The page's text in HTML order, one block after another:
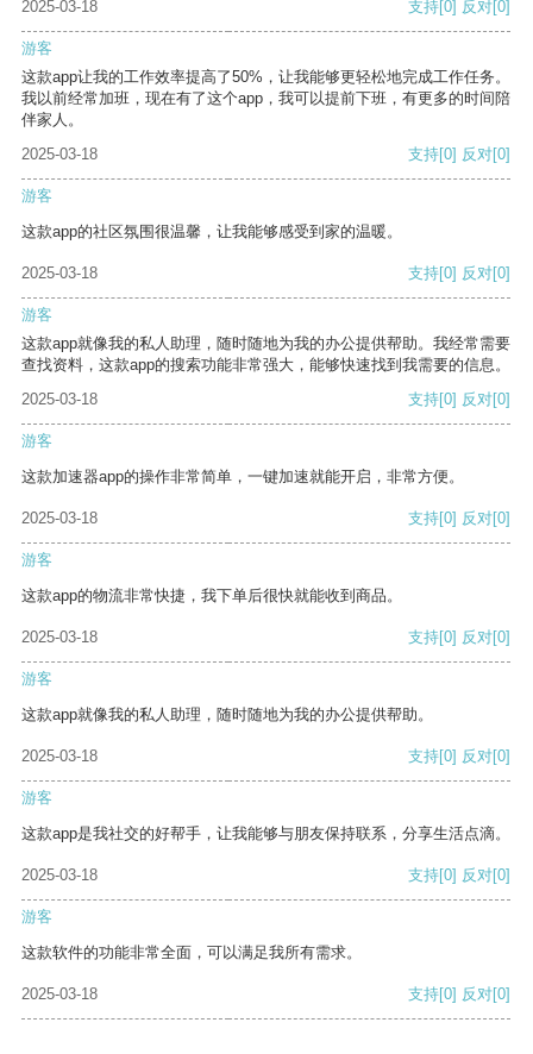
2025-03-18
支持[0] 反对[0]
游客
这款app让我的工作效率提高了50%，让我能够更轻松地完成工作任务。
我以前经常加班，现在有了这个app，我可以提前下班，有更多的时间陪
伴家人。
2025-03-18
支持[0] 反对[0]
游客
这款app的社区氛围很温馨，让我能够感受到家的温暖。
2025-03-18 支持[0] 反对[0]
游客
这款app就像我的私人助理，随时随地为我的办公提供帮助。我经常需要
查找资料，这款app的搜索功能非常强大，能够快速找到我需要的信息。
2025-03-18
支持[0] 反对[0]
游客
这款加速器app的操作非常简单，一键加速就能开启，非常方便。
2025-03-18 支持[0] 反对[0]
游客
这款app的物流非常快捷，我下单后很快就能收到商品。
2025-03-18 支持[0] 反对[0]
游客
这款app就像我的私人助理，随时随地为我的办公提供帮助。
2025-03-18 支持[0] 反对[0]
游客
这款app是我社交的好帮手，让我能够与朋友保持联系，分享生活点滴。
2025-03-18 支持[0] 反对[0]
游客
这款软件的功能非常全面，可以满足我所有需求。
2025-03-18 支持[0] 反对[0]